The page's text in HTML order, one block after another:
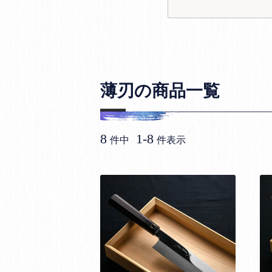
薄刃の商品一覧
8 件中 1-8 件表示